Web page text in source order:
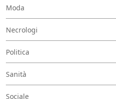
Moda
Necrologi
Politica
Sanità
Sociale